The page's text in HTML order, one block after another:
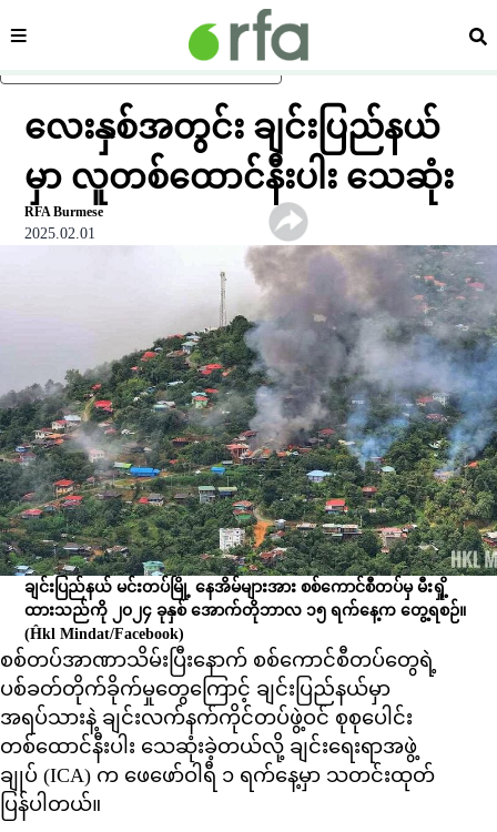
ပင်မအကြောင်းအရာသို့ ကျော်ရန်
ကဏ္ဍ ရှာ
လေးနှစ်အတွင်း ချင်းပြည်နယ်
မှာ လူတစ်ထောင်နီးပါး သေဆုံး
RFA Burmese
2025.02.01
ချင်းပြည်နယ် မင်းတပ်မြို့ နေအိမ်များအား စစ်ကောင်စီတပ်မှ မီးရှို့
ထားသည်ကို ၂၀၂၄ ခုနှစ် အောက်တိုဘာလ ၁၅ ရက်နေ့က တွေ့ရစဉ်။
(Ĥkl Mindat/Facebook)
စစ်တပ်အာဏာသိမ်းပြီးနောက် စစ်ကောင်စီတပ်တွေရဲ့
ပစ်ခတ်တိုက်ခိုက်မှုတွေကြောင့် ချင်းပြည်နယ်မှာ
အရပ်သားနဲ့ ချင်းလက်နက်ကိုင်တပ်ဖွဲ့ဝင် စုစုပေါင်း
တစ်ထောင်နီးပါး သေဆုံးခဲ့တယ်လို့ ချင်းရေးရာအဖွဲ့
ချုပ် (ICA) က ဖေဖော်ဝါရီ ၁ ရက်နေ့မှာ သတင်းထုတ်
ပြန်ပါတယ်။